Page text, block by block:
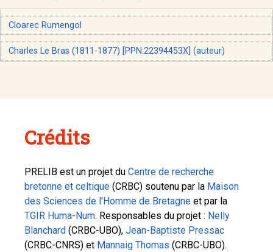
Cloarec Rumengol
Charles Le Bras (1811-1877) [PPN:22394453X] (auteur)
Crédits
PRELIB est un projet du Centre de recherche
bretonne et celtique (CRBC) soutenu par la Maison
des Sciences de l'Homme de Bretagne et par la
TGIR Huma-Num. Responsables du projet : Nelly
Blanchard (CRBC-UBO), Jean-Baptiste Pressac
(CRBC-CNRS) et Mannaig Thomas (CRBC-UBO).